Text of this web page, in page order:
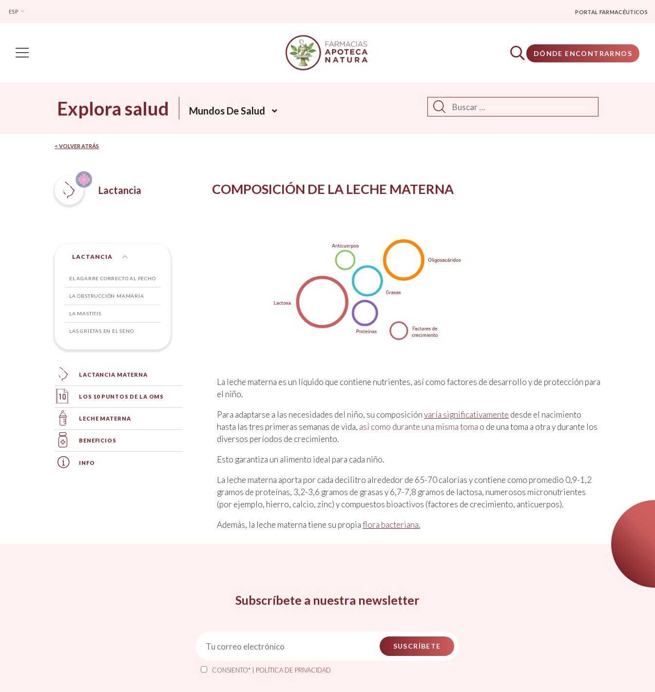
ESP PORTAL FARMACÉUTICOS
Main Navigation DÓNDE ENCONTRARNOS
Explora salud Mundos De Salud
Buscar
< VOLVER ATRÁS
Lactancia
LACTANCIA
EL AGARRE CORRECTO AL PECHO
LA OBSTRUCCIÓN MAMARIA
LA MASTITIS
LAS GRIETAS EN EL SENO
LACTANCIA MATERNA
LOS 10 PUNTOS DE LA OMS
LECHE MATERNA
BENEFICIOS
INFO
COMPOSICIÓN DE LA LECHE MATERNA
La leche materna es un líquido que contiene nutrientes, así como factores de desarrollo y de protección para
el niño.
Para adaptarse a las necesidades del niño, su composiciónvaría significativamente desde el nacimiento
hasta las tres primeras semanas de vida, así como durante una misma toma o de una toma a otra y durante los
diversos períodos de crecimiento.
Esto garantiza un alimento ideal para cada niño.
La leche materna aporta por cada decilitro alrededor de 65-70 calorías y contiene como promedio 0,9-1,2
gramos de proteínas, 3,2-3,6 gramos de grasas y 6,7-7,8 gramos de lactosa, numerosos micronutrientes
(por ejemplo, hierro, calcio, zinc) y compuestos bioactivos (factores de crecimiento, anticuerpos).
Además, la leche materna tiene su propiaflora bacteriana.
Subscríbete a nuestra newsletter
SUSCRÍBETE
CONSIENTO* | POLÍTICA DE PRIVACIDAD